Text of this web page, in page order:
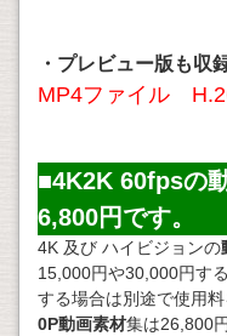
・プレビュー版も収
MP4ファイル
■4K2K 60fpsの
6,800円です。
4K 及び ハイビジョンの
15,000円や30,000円す
する場合は別途で使用
0P動画素材集は26,800